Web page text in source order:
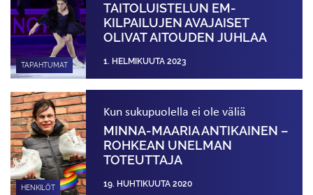
TAPAHTUMAT
TAITO­LUISTELUN EM-
KILPAILUJEN AVAJAISET
OLIVAT AITOUDEN JUHLAA
1. HELMIKUUTA 2023
HENKILÖT
Kun sukupuolella ei ole väliä
MINNA-MAARIA ANTIKAINEN –
ROHKEAN UNELMAN
TOTEUTTAJA
19. HUHTIKUUTA 2020